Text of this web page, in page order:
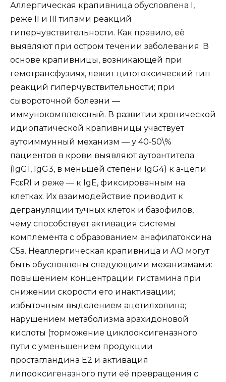
Аллергическая крапивница обусловлена I,
реже II и III типами реакций
гиперчувствительности. Как правило, её
выявляют при остром течении заболевания. В
основе крапивницы, возникающей при
гемотрансфузиях, лежит цитотоксический тип
реакций гиперчувствительности; при
сывороточной болезни —
иммунокомплексный. В развитии хронической
идиопатической крапивницы участвует
аутоиммунный механизм — у 40-50\%
пациентов в крови выявляют аутоантитела
(IgG1, IgG3, в меньшей степени IgG4) к а-цепи
FcεRI и реже — к IgE, фиксированным на
клетках. Их взаимодействие приводит к
дегрануляции тучных клеток и базофилов,
чему способствует активация системы
комплемента с образованием анафилатоксина
С5а. Неаллергическая крапивница и АО могут
быть обусловлены следующими механизмами:
повышением концентрации гистамина при
снижении скорости его инактивации;
избыточным выделением ацетилхолина;
нарушением метаболизма арахидоновой
кислоты (торможение циклооксигеназного
пути с уменьшением продукции
простагландина Е2 и активация
липооксигеназного пути её превращения с